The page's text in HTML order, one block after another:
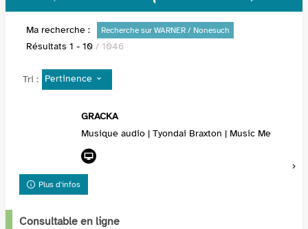
Ma recherche : Recherche sur WARNER / Nonesuch
Résultats 1 - 10 / 1046
Tri : Pertinence
GRACKA
Musique audio | Tyondai Braxton | Music Me
Plus d'infos
Consultable en ligne